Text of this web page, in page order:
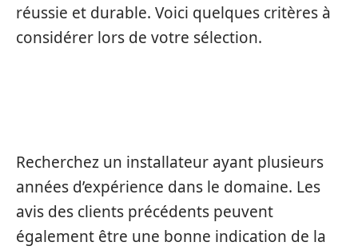
réussie et durable. Voici quelques critères à
considérer lors de votre sélection.
Recherchez un installateur ayant plusieurs
années d’expérience dans le domaine. Les
avis des clients précédents peuvent
également être une bonne indication de la